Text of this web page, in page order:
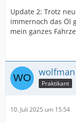
Update 2: Trotz
immernoch das Öl
mein ganzes
wolfman
Praktikant
10. Juli 2025 um 15:54